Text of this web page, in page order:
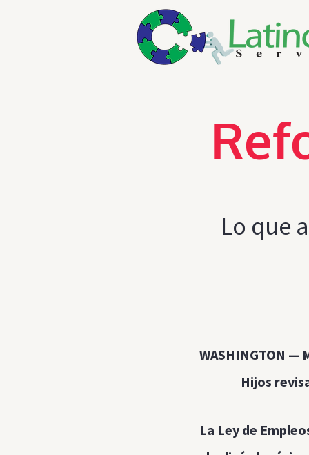
Lo que
WASHINGTON
Hijos
La Ley de